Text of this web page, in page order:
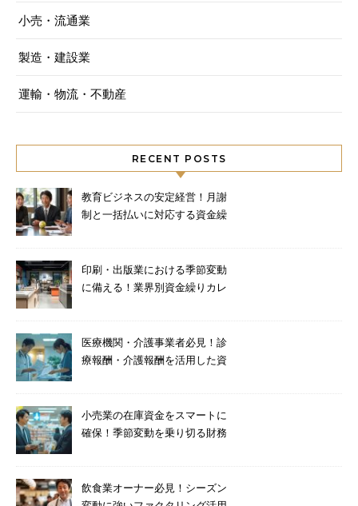
小売・流通業
製造・建設業
運輸・物流・不動産
RECENT POSTS
教育ビジネスの安定経営！月謝
制と一括払いに対応する資金繰
印刷・出版業における季節変動
に備える！業界別資金繰りカレ
医療機関・介護事業者必見！診
療報酬・介護報酬を活用した資
小売業の在庫資金をスマートに
確保！季節変動を乗り切る財務
飲食業オーナー必見！シーズン